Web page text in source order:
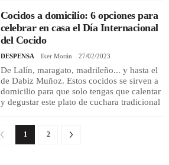
Cocidos a domicilio: 6 opciones para
celebrar en casa el Día Internacional
del Cocido
DESPENSA Iker Morán 27/02/2023
De Lalín, maragato, madrileño... y hasta el
de Dabiz Muñoz. Estos cocidos se sirven a
domicilio para que solo tengas que calentar
y degustar este plato de cuchara tradicional
1 2